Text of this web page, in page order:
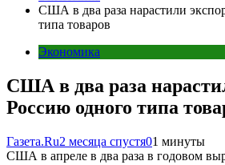
США в два раза нарастили
типа товаров
Экономика
США в два раза
Россию одного типа
Газета.Ru2 месяца спустя01 минуты
США в апреле в два раза в годовом